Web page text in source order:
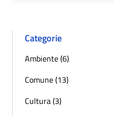
Categorie
Ambiente (6)
Comune (13)
Cultura (3)